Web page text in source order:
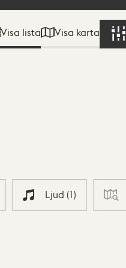
Visa lista Visa karta
Ljud (1)